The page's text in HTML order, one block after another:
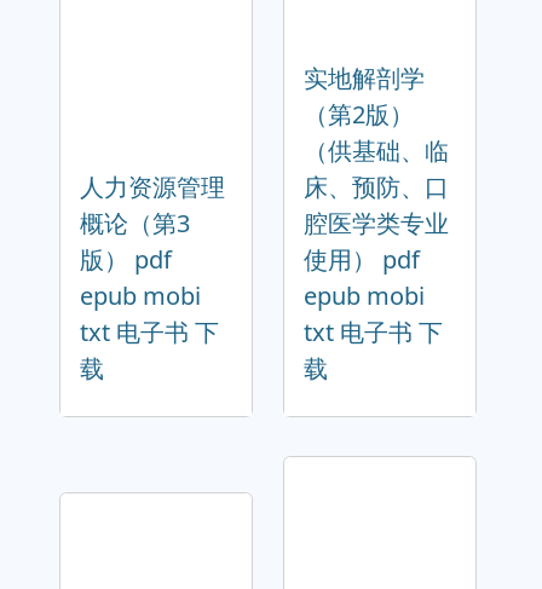
人力资源管理
概论（第3
版） pdf
epub mobi
txt 电子书 下
载
实地解剖学
（第2版）
（供基础、临
床、预防、口
腔医学类专业
使用） pdf
epub mobi
txt 电子书 下
载